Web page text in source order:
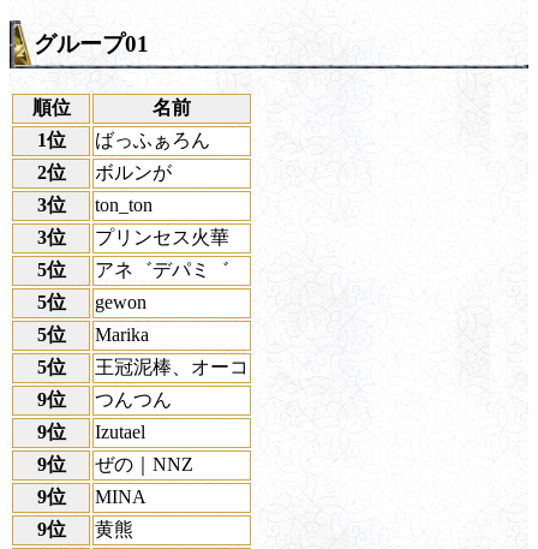
グループ01
順位
名前
1位
ばっふぁろん
2位
ボルンが
3位
ton_ton
3位
プリンセス火華
5位
アネ゛デパミ゛
5位
gewon
5位
Marika
5位
王冠泥棒、オーコ
9位
つんつん
9位
Izutael
9位
ぜの｜NNZ
9位
MINA
9位
黄熊